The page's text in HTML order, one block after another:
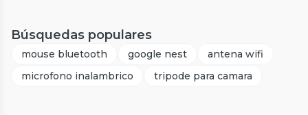
Búsquedas populares
mouse bluetooth google nest
antena wifi
microfono inalambrico
tripode para camara